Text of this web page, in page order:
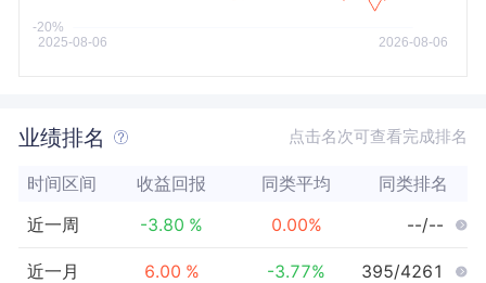
业绩排名 点击名次可查看完成排名
时间区间 收益回报 同类平均 同类排名
近一周 -3.80 % 0.00% --/--
近一月 6.00 % -3.77% 395/4261